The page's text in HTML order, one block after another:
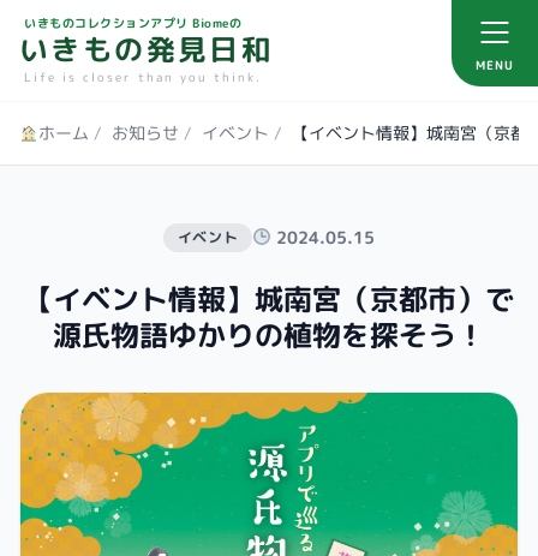
いきものコレクションアプリ Biomeの
いきもの発見日和
Life is closer than you think.
MENU
ホーム / お知らせ / イベント / 【イベント情報】城南宮（京
イベント 2024.05.15
【イベント情報】城南宮（京都市）で
源氏物語ゆかりの植物を探そう！